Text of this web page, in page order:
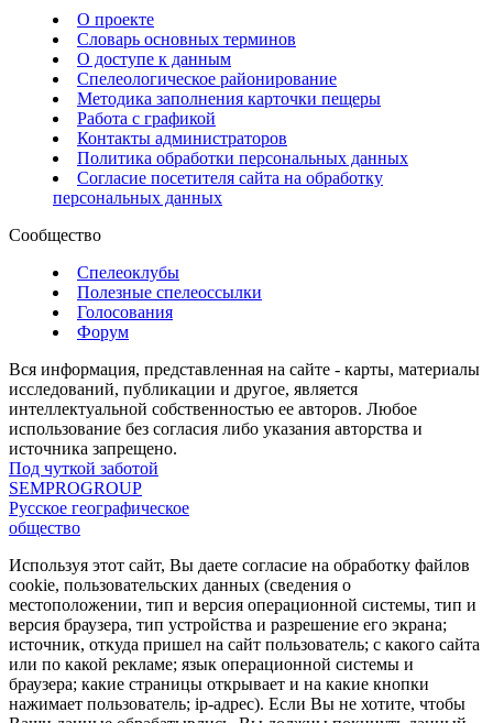
О проекте
Словарь основных терминов
О доступе к данным
Спелеологическое районирование
Методика заполнения карточки пещеры
Работа с графикой
Контакты администраторов
Политика обработки персональных данных
Согласие посетителя сайта на обработку
персональных данных
Сообщество
Спелеоклубы
Полезные спелеоссылки
Голосования
Форум
Вся информация, представленная на сайте - карты, материалы
исследований, публикации и другое, является
интеллектуальной собственностью ее авторов. Любое
использование без согласия либо указания авторства и
источника запрещено.
Под чуткой заботой
SEMPROGROUP
Русское географическое
общество
Используя этот сайт, Вы даете согласие на обработку файлов
cookie, пользовательских данных (сведения о
местоположении, тип и версия операционной системы, тип и
версия браузера, тип устройства и разрешение его экрана;
источник, откуда пришел на сайт пользователь; с какого сайта
или по какой рекламе; язык операционной системы и
браузера; какие страницы открывает и на какие кнопки
нажимает пользователь; ip-адрес). Если Вы не хотите, чтобы